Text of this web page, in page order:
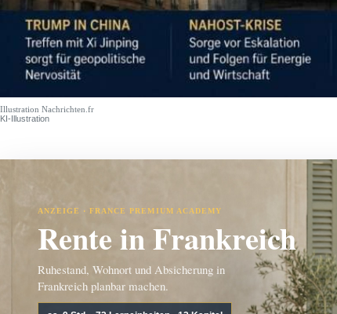
Illustration Nachrichten.fr
KI-Illustration
ANZEIGE · FRANCE PREMIUM ACADEMY
Rente in Frankreich
Ruhestand, Wohnort und Absicherung in
Frankreich planbar machen.